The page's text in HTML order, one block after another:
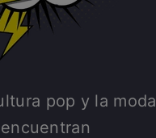
pop y la moda